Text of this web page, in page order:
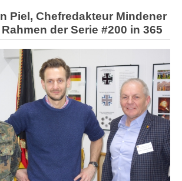
Piel, Chefredakteur Mindener
der Serie #200 in 365